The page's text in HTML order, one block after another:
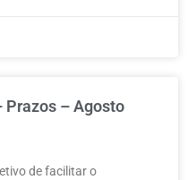
Prazos – Agosto
de facilitar o